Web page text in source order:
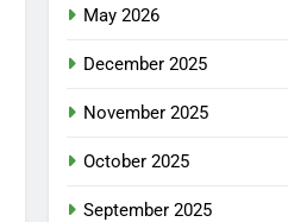
May 2026
December 2025
November 2025
October 2025
September 2025